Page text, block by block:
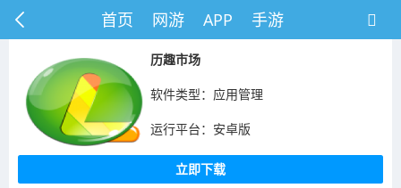
首页 网游 APP 手游
历趣市场
软件类型：应用管理
运行平台：安卓版
立即下载